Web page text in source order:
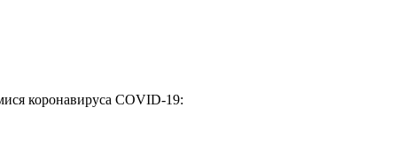
коронавируса COVID-19: